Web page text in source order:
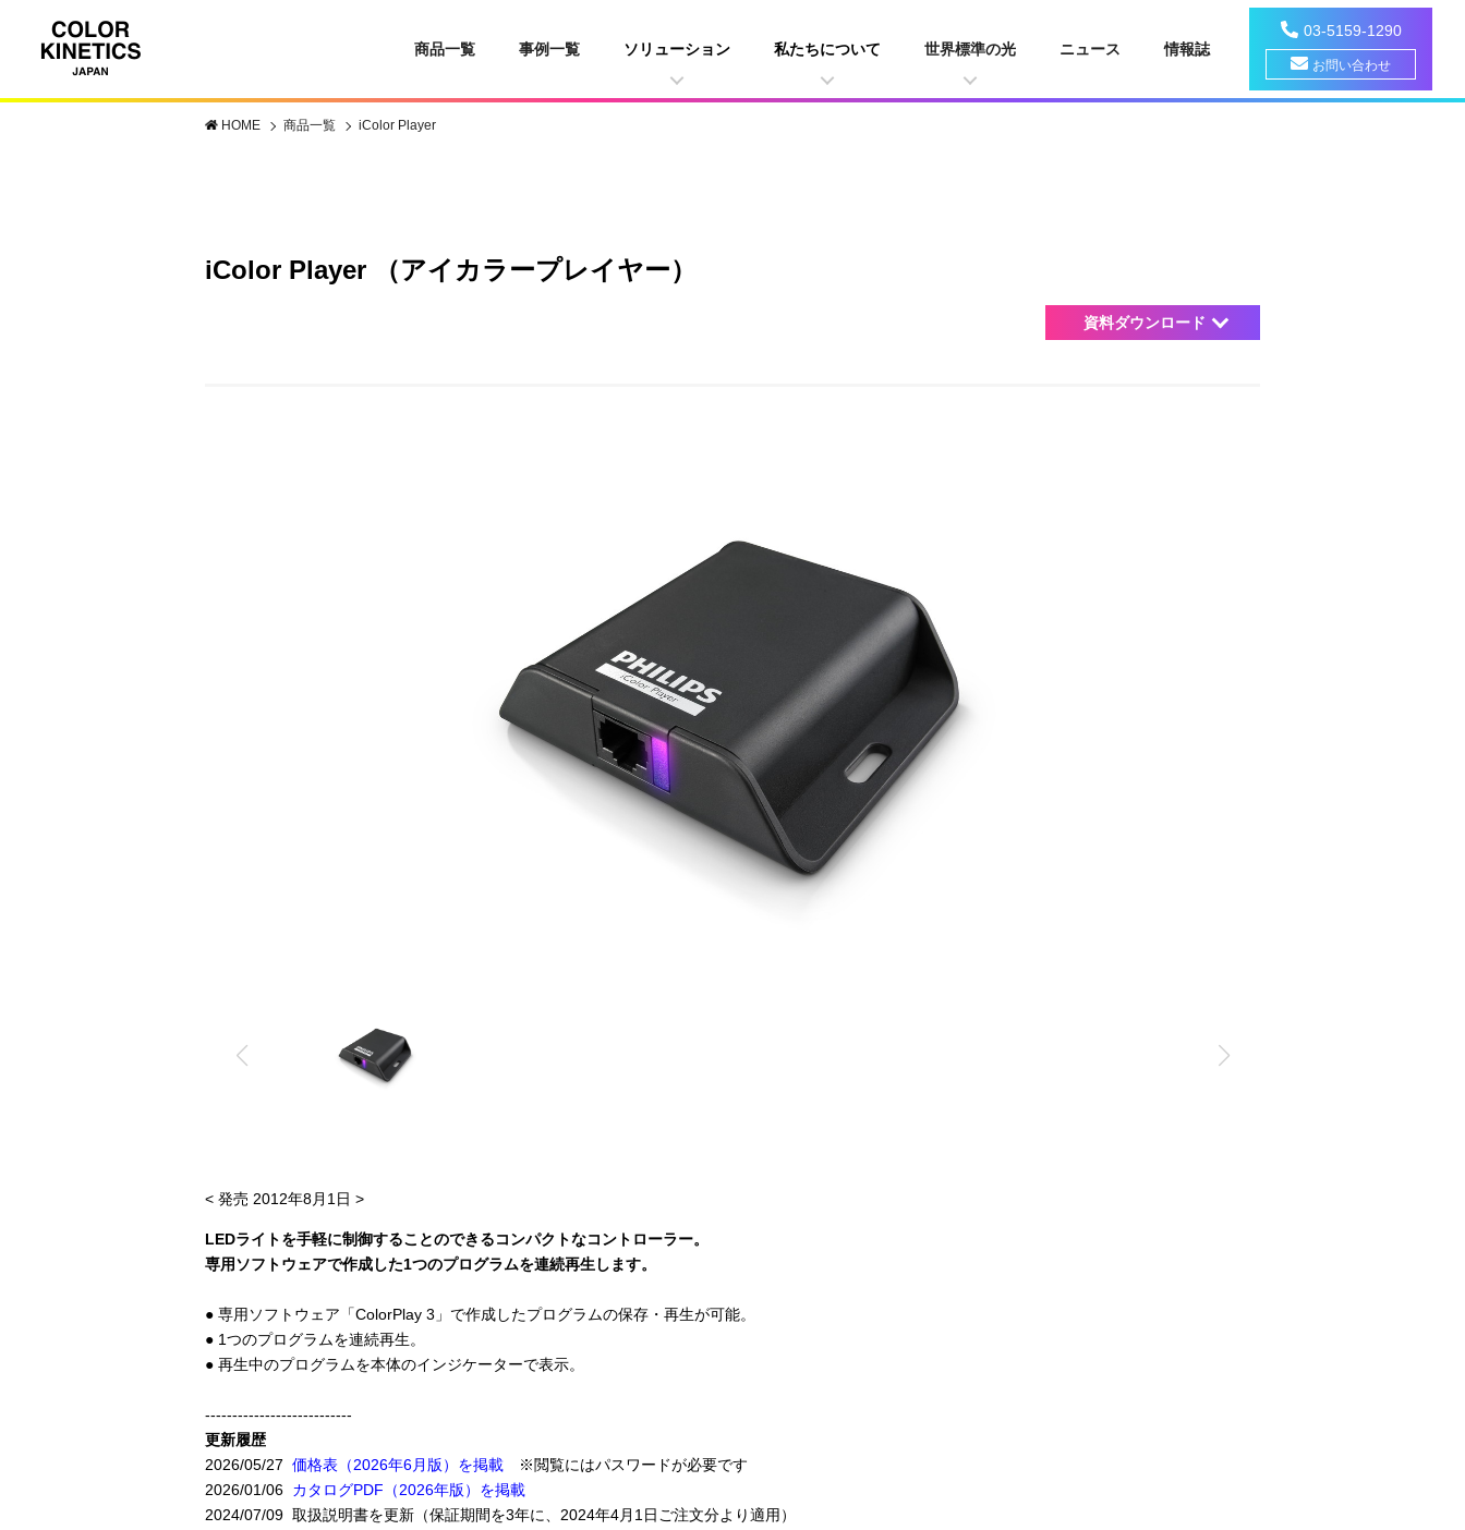
商品一覧 事例一覧 ソリューション 私たちについて 世界標準の光 ニュース 情報誌
03-5159-1290
お問い合わせ
HOME 商品一覧 iColor Player
iColor Player （アイカラープレイヤー）
資料ダウンロード
< 発売 2012年8月1日 >
LEDライトを手軽に制御することのできるコンパクトなコントローラー。
専用ソフトウェアで作成した1つのプログラムを連続再生します。
● 専用ソフトウェア「ColorPlay 3」で作成したプログラムの保存・再生が可能。
● 1つのプログラムを連続再生。
● 再生中のプログラムを本体のインジケーターで表示。
---------------------------
更新履歴
2026/05/27 価格表（2026年6月版）を掲載 ※閲覧にはパスワードが必要です
2026/01/06 カタログPDF（2026年版）を掲載
2024/07/09 取扱説明書を更新（保証期間を3年に、2024年4月1日ご注文分より適用）